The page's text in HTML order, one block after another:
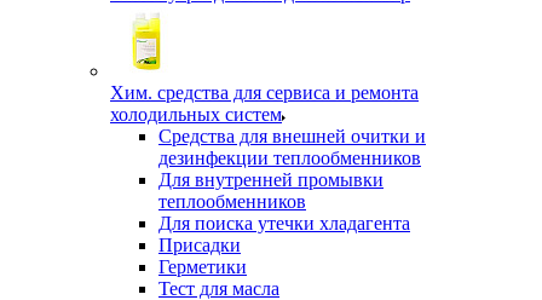
Хим. средства для сервиса и ремонта
холодильных систем
Средства для внешней очитки и
дезинфекции теплообменников
Для внутренней промывки
теплообменников
Для поиска утечки хладагента
Присадки
Герметики
Тест для масла